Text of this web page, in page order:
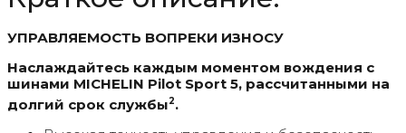
УПРАВЛЯЕМОСТЬ ВОПРЕКИ ИЗНОСУ
Наслаждайтесь каждым моментом вождения с
шинами MICHELIN Pilot Sport 5, рассчитанными на
долгий срок службы2.